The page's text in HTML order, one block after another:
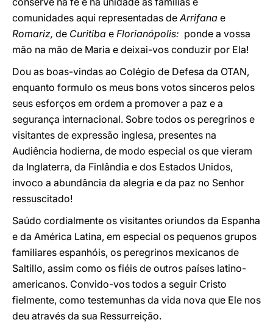
comunidades aqui representadas deArrifana e
Romariz, de Curitiba e Florianópolis: ponde a vossa
mão na mão de Maria e deixai-vos conduzir por Ela!
Dou as boas-vindas ao Colégio de Defesa da OTAN,
enquanto formulo os meus bons votos sinceros pelos
seus esforços em ordem a promover a paz e a
segurança internacional. Sobre todos os peregrinos e
visitantes de expressão inglesa, presentes na
Audiência hodierna, de modo especial os que vieram
da Inglaterra, da Finlândia e dos Estados Unidos,
invoco a abundância da alegria e da paz no Senhor
ressuscitado!
Saúdo cordialmente os visitantes oriundos da Espanha
e da América Latina, em especial os pequenos grupos
familiares espanhóis, os peregrinos mexicanos de
Saltillo, assim como os fiéis de outros países latino-
americanos. Convido-vos todos a seguir Cristo
fielmente, como testemunhas da vida nova que Ele nos
deu através da sua Ressurreição.